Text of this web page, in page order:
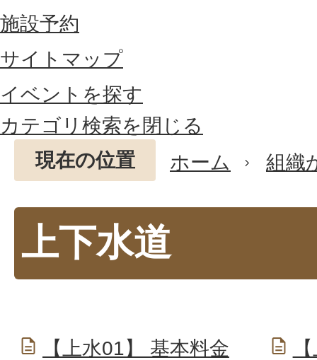
施設予約
サイトマップ
イベントを探す
カテゴリ検索を閉じる
現在の位置
ホーム 組織
上下水道
【上水01】 基本料金